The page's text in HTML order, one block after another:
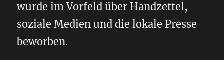
wurde im Vorfeld über Handzettel,
soziale Medien und die lokale Presse
beworben.